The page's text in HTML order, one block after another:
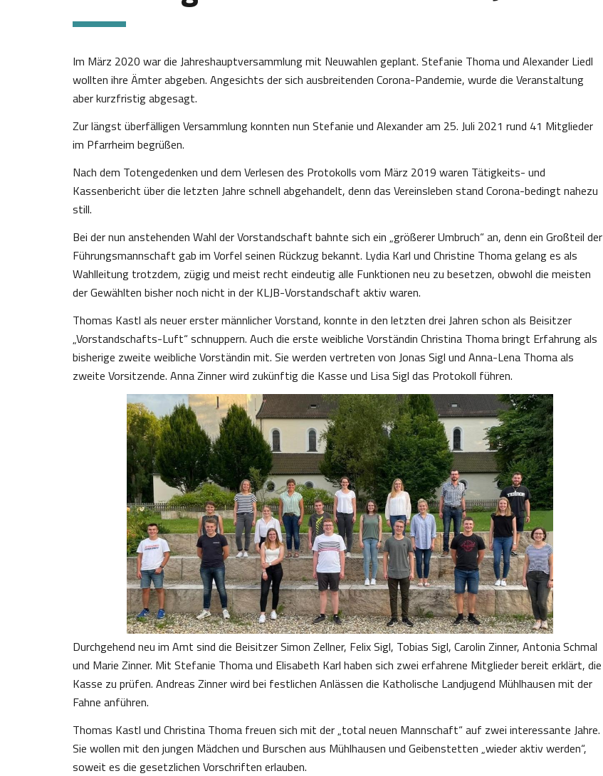
Im März 2020 war die Jahreshauptversammlung mit Neuwahlen geplant. Stefanie Thoma und Alexander Liedl
wollten ihre Ämter abgeben. Angesichts der sich ausbreitenden Corona-Pandemie, wurde die Veranstaltung
aber kurzfristig abgesagt.
Zur längst überfälligen Versammlung konnten nun Stefanie und Alexander am 25. Juli 2021 rund 41 Mitglieder
im Pfarrheim begrüßen.
Nach dem Totengedenken und dem Verlesen des Protokolls vom März 2019 waren Tätigkeits- und
Kassenbericht über die letzten Jahre schnell abgehandelt, denn das Vereinsleben stand Corona-bedingt nahezu
still.
Bei der nun anstehenden Wahl der Vorstandschaft bahnte sich ein „größerer Umbruch“ an, denn ein Großteil der
Führungsmannschaft gab im Vorfel seinen Rückzug bekannt. Lydia Karl und Christine Thoma gelang es als
Wahlleitung trotzdem, zügig und meist recht eindeutig alle Funktionen neu zu besetzen, obwohl die meisten
der Gewählten bisher noch nicht in der KLJB-Vorstandschaft aktiv waren.
Thomas Kastl als neuer erster männlicher Vorstand, konnte in den letzten drei Jahren schon als Beisitzer
„Vorstandschafts-Luft“ schnuppern. Auch die erste weibliche Vorständin Christina Thoma bringt Erfahrung als
bisherige zweite weibliche Vorständin mit. Sie werden vertreten von Jonas Sigl und Anna-Lena Thoma als
zweite Vorsitzende. Anna Zinner wird zukünftig die Kasse und Lisa Sigl das Protokoll führen.
Durchgehend neu im Amt sind die Beisitzer Simon Zellner, Felix Sigl, Tobias Sigl, Carolin Zinner, Antonia Schmal
und Marie Zinner. Mit Stefanie Thoma und Elisabeth Karl haben sich zwei erfahrene Mitglieder bereit erklärt, die
Kasse zu prüfen. Andreas Zinner wird bei festlichen Anlässen die Katholische Landjugend Mühlhausen mit der
Fahne anführen.
Thomas Kastl und Christina Thoma freuen sich mit der „total neuen Mannschaft“ auf zwei interessante Jahre.
Sie wollen mit den jungen Mädchen und Burschen aus Mühlhausen und Geibenstetten „wieder aktiv werden“,
soweit es die gesetzlichen Vorschriften erlauben.